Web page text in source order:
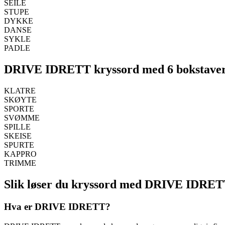
SEILE
STUPE
DYKKE
DANSE
SYKLE
PADLE
DRIVE IDRETT kryssord med 6
KLATRE
SKØYTE
SPORTE
SVØMME
SPILLE
SKEISE
SPURTE
KAPPRO
TRIMME
Slik løser du kryssord med DRIVE
Hva er DRIVE IDRETT?